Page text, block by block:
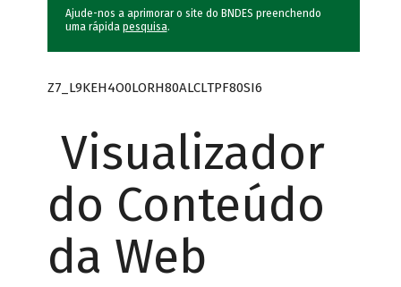
Ajude-nos a aprimorar o site do BNDES preenchendo
uma rápida pesquisa.
Z7_L9KEH4O0LORH80ALCLTPF80SI6
Visualizador
do Conteúdo
da Web